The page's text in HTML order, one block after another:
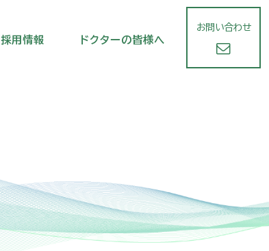
採用情報 ドクターの皆様へ
お問い合わせ